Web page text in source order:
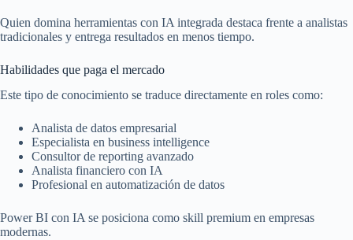
Quien domina herramientas con IA integrada destaca frente a analistas
tradicionales y entrega resultados en menos tiempo.
Habilidades que paga el mercado
Este tipo de conocimiento se traduce directamente en roles como:
Analista de datos empresarial
Especialista en business intelligence
Consultor de reporting avanzado
Analista financiero con IA
Profesional en automatización de datos
Power BI con IA se posiciona como skill premium en empresas
modernas.